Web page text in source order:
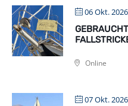
06 Okt. 2026
Online
07 Okt. 2026